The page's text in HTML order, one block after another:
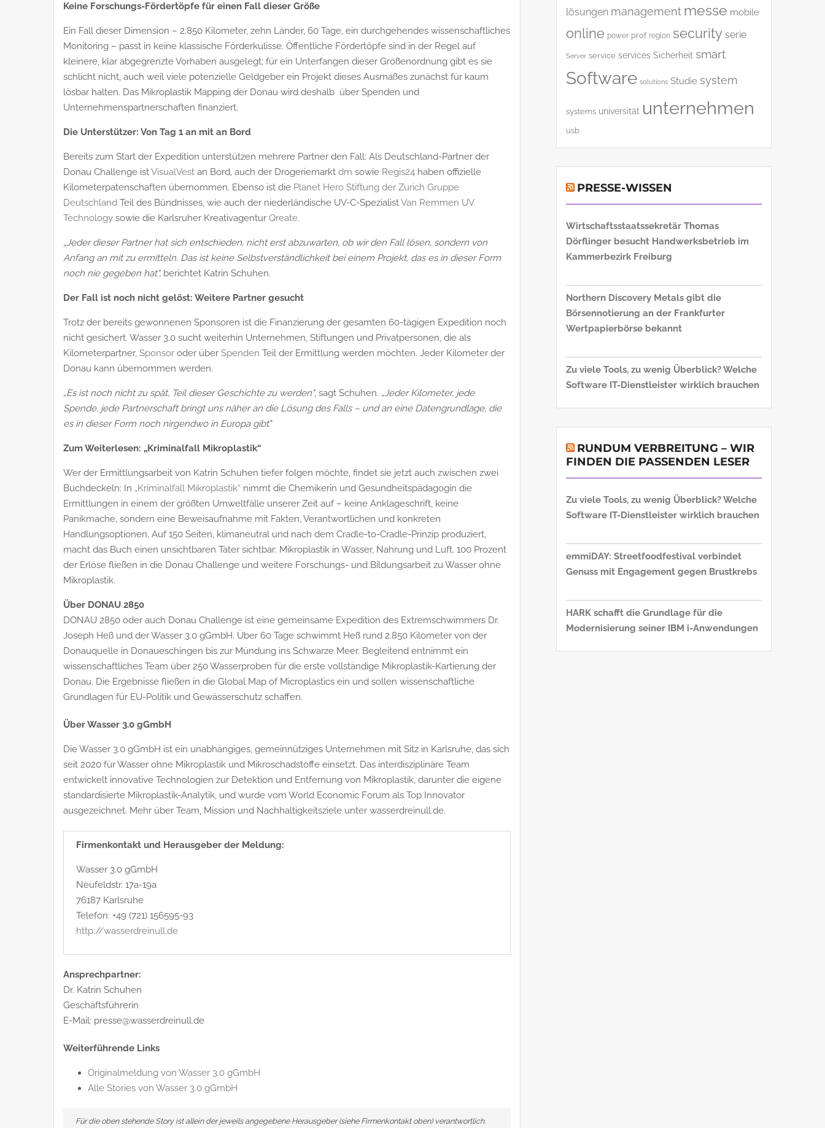
Keine Forschungs-Fördertöpfe für einen Fall dieser Größe
Ein Fall dieser Dimension – 2.850 Kilometer, zehn Länder, 60 Tage, ein durchgehendes wissenschaftliches
Monitoring – passt in keine klassische Förderkulisse. Öffentliche Fördertöpfe sind in der Regel auf
kleinere, klar abgegrenzte Vorhaben ausgelegt; für ein Unterfangen dieser Größenordnung gibt es sie
schlicht nicht, auch weil viele potenzielle Geldgeber ein Projekt dieses Ausmaßes zunächst für kaum
lösbar halten. Das Mikroplastik Mapping der Donau wird deshalb über Spenden und
Unternehmenspartnerschaften finanziert.
Die Unterstützer: Von Tag 1 an mit an Bord
Bereits zum Start der Expedition unterstützen mehrere Partner den Fall: Als Deutschland-Partner der
Donau Challenge istVisualVest an Bord, auch der Drogeriemarkt dm sowie Regis24 haben offizielle
Kilometerpatenschaften übernommen. Ebenso ist die Planet Hero Stiftung der Zurich Gruppe
Deutschland Teil des Bündnisses, wie auch der niederländische UV-C-SpezialistVan Remmen UV
Technology sowie die Karlsruher Kreativagentur Qreate.
„Jeder dieser Partner hat sich entschieden, nicht erst abzuwarten, ob wir den Fall lösen, sondern von
Anfang an mit zu ermitteln. Das ist keine Selbstverständlichkeit bei einem Projekt, das es in dieser Form
noch nie gegeben hat", berichtet Katrin Schuhen.
Der Fall ist noch nicht gelöst: Weitere Partner gesucht
Trotz der bereits gewonnenen Sponsoren ist die Finanzierung der gesamten 60-tägigen Expedition noch
nicht gesichert. Wasser 3.0 sucht weiterhin Unternehmen, Stiftungen und Privatpersonen, die als
Kilometerpartner, Sponsor oder über Spenden Teil der Ermittlung werden möchten. Jeder Kilometer der
Donau kann übernommen werden.
„Es ist noch nicht zu spät, Teil dieser Geschichte zu werden", sagt Schuhen. „Jeder Kilometer, jede
Spende, jede Partnerschaft bringt uns näher an die Lösung des Falls – und an eine Datengrundlage, die
es in dieser Form noch nirgendwo in Europa gibt."
Zum Weiterlesen: „Kriminalfall Mikroplastik“
Wer der Ermittlungsarbeit von Katrin Schuhen tiefer folgen möchte, findet sie jetzt auch zwischen zwei
Buchdeckeln: In „Kriminalfall Mikroplastik“ nimmt die Chemikerin und Gesundheitspädagogin die
Ermittlungen in einem der größten Umweltfälle unserer Zeit auf – keine Anklageschrift, keine
Panikmache, sondern eine Beweisaufnahme mit Fakten, Verantwortlichen und konkreten
Handlungsoptionen. Auf 150 Seiten, klimaneutral und nach dem Cradle-to-Cradle-Prinzip produziert,
macht das Buch einen unsichtbaren Täter sichtbar: Mikroplastik in Wasser, Nahrung und Luft. 100 Prozent
der Erlöse fließen in die Donau Challenge und weitere Forschungs- und Bildungsarbeit zu Wasser ohne
Mikroplastik.
Über DONAU 2850
DONAU 2850 oder auch Donau Challenge ist eine gemeinsame Expedition des Extremschwimmers Dr.
Joseph Heß und der Wasser 3.0 gGmbH. Über 60 Tage schwimmt Heß rund 2.850 Kilometer von der
Donauquelle in Donaueschingen bis zur Mündung ins Schwarze Meer. Begleitend entnimmt ein
wissenschaftliches Team über 250 Wasserproben für die erste vollständige Mikroplastik-Kartierung der
Donau. Die Ergebnisse fließen in die Global Map of Microplastics ein und sollen wissenschaftliche
Grundlagen für EU-Politik und Gewässerschutz schaffen.
Über Wasser 3.0 gGmbH
Die Wasser 3.0 gGmbH ist ein unabhängiges, gemeinnütziges Unternehmen mit Sitz in Karlsruhe, das sich
seit 2020 für Wasser ohne Mikroplastik und Mikroschadstoffe einsetzt. Das interdisziplinäre Team
entwickelt innovative Technologien zur Detektion und Entfernung von Mikroplastik, darunter die eigene
standardisierte Mikroplastik-Analytik, und wurde vom World Economic Forum als Top Innovator
ausgezeichnet. Mehr über Team, Mission und Nachhaltigkeitsziele unter wasserdreinull.de.
Firmenkontakt und Herausgeber der Meldung:
Wasser 3.0 gGmbH
Neufeldstr. 17a-19a
76187 Karlsruhe
Telefon: +49 (721) 156595-93
http://wasserdreinull.de
Ansprechpartner:
Dr. Katrin Schuhen
Geschäftsführerin
E-Mail: presse@wasserdreinull.de
Weiterführende Links
Originalmeldung von Wasser 3.0 gGmbH
Alle Stories von Wasser 3.0 gGmbH
Für die oben stehende Story ist allein der jeweils angegebene Herausgeber (siehe Firmenkontakt oben) verantwortlich.
lösungen management messe mobile
online power prof region security serie
Server service services Sicherheit smart
Software solutions Studie system
systems universität unternehmen
usb
PRESSE-WISSEN
Wirtschaftsstaatssekretär Thomas
Dörflinger besucht Handwerksbetrieb im
Kammerbezirk Freiburg
Northern Discovery Metals gibt die
Börsennotierung an der Frankfurter
Wertpapierbörse bekannt
Zu viele Tools, zu wenig Überblick? Welche
Software IT-Dienstleister wirklich brauchen
RUNDUM VERBREITUNG – WIR
FINDEN DIE PASSENDEN LESER
Zu viele Tools, zu wenig Überblick? Welche
Software IT-Dienstleister wirklich brauchen
emmiDAY: Streetfoodfestival verbindet
Genuss mit Engagement gegen Brustkrebs
HARK schafft die Grundlage für die
Modernisierung seiner IBM i-Anwendungen